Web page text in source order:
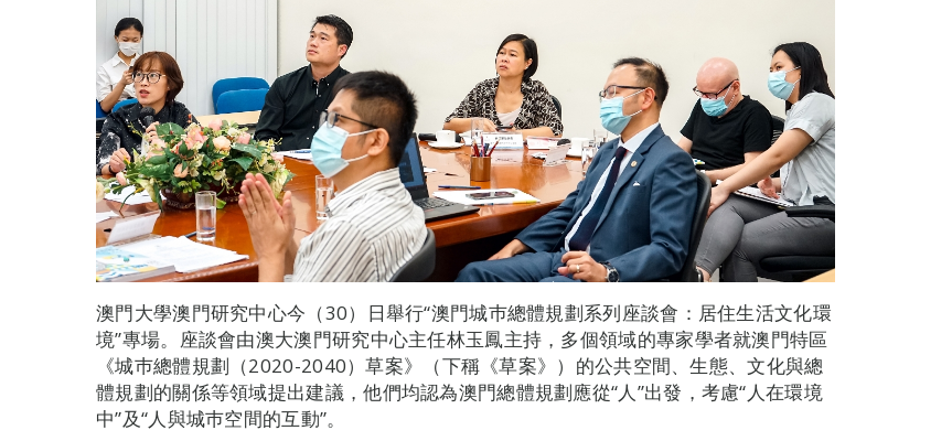
澳門大學澳門研究中心今（30）日舉行“澳門城巿總體規劃系列座談會：居住生活文化環
境”專場。座談會由澳大澳門研究中心主任林玉鳳主持，多個領域的專家學者就澳門特區
《城巿總體規劃（2020-2040）草案》（下稱《草案》）的公共空間、生態、文化與總
體規劃的關係等領域提出建議，他們均認為澳門總體規劃應從“人”出發，考慮“人在環境
中”及“人與城巿空間的互動”。